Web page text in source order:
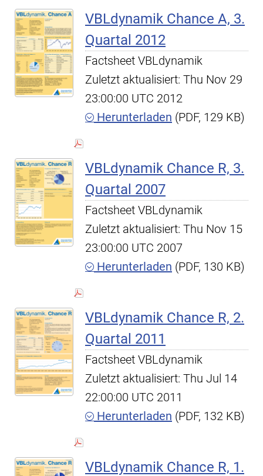
VBLdynamik Chance A, 3.
Quartal 2012
Factsheet VBLdynamik
Zuletzt aktualisiert: Thu Nov 29
23:00:00 UTC 2012
Herunterladen (PDF, 129 KB)
VBLdynamik Chance R, 3.
Quartal 2007
Factsheet VBLdynamik
Zuletzt aktualisiert: Thu Nov 15
23:00:00 UTC 2007
Herunterladen (PDF, 130 KB)
VBLdynamik Chance R, 2.
Quartal 2011
Factsheet VBLdynamik
Zuletzt aktualisiert: Thu Jul 14
22:00:00 UTC 2011
Herunterladen (PDF, 132 KB)
VBLdynamik Chance R, 1.